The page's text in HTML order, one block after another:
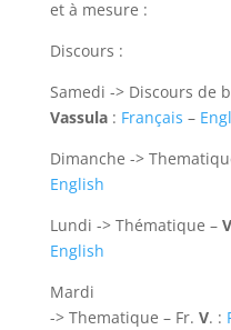
et à mesure :
Discours :
Samedi -> Discours de
Vassula: Français –
Dimanche ->
English
Lundi -> Thématique –
English
Mardi
-> Thematique – Fr. V. :